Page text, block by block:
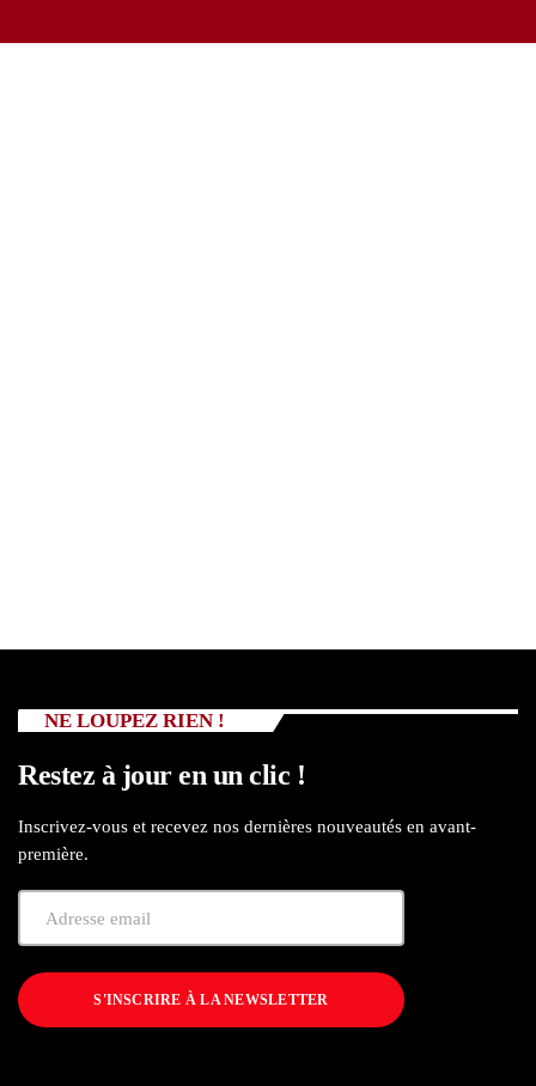
NE LOUPEZ RIEN !
Restez à jour en un clic !
Inscrivez-vous et recevez nos dernières nouveautés en avant-
première.
S'INSCRIRE À LA NEWSLETTER